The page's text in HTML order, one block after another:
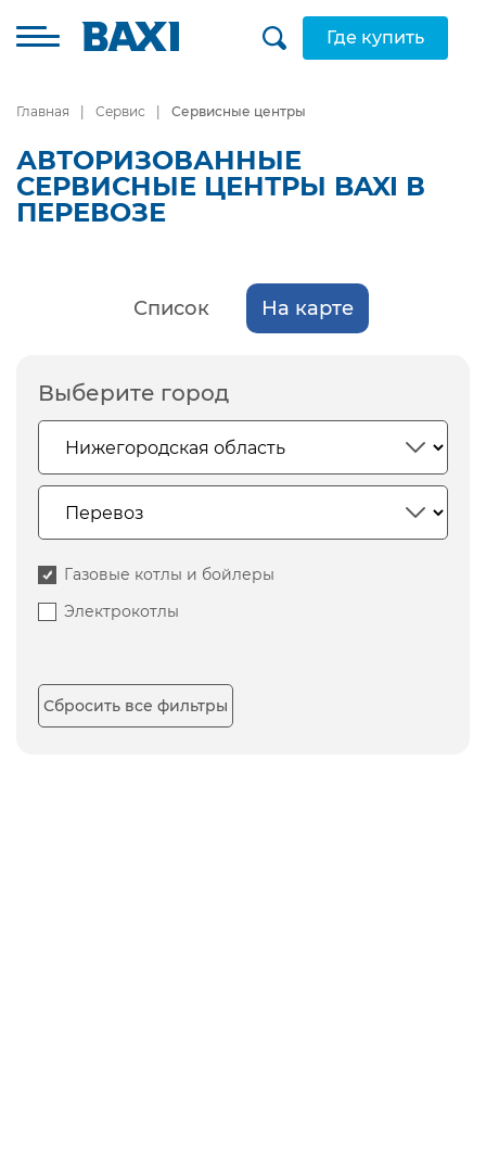
Где купить
Главная Сервис Сервисные центры
АВТОРИЗОВАННЫЕ
СЕРВИСНЫЕ ЦЕНТРЫ BAXI В
ПЕРЕВОЗЕ
Список На карте
Выберите город
Газовые котлы и бойлеры
Электрокотлы
Сбросить все фильтры